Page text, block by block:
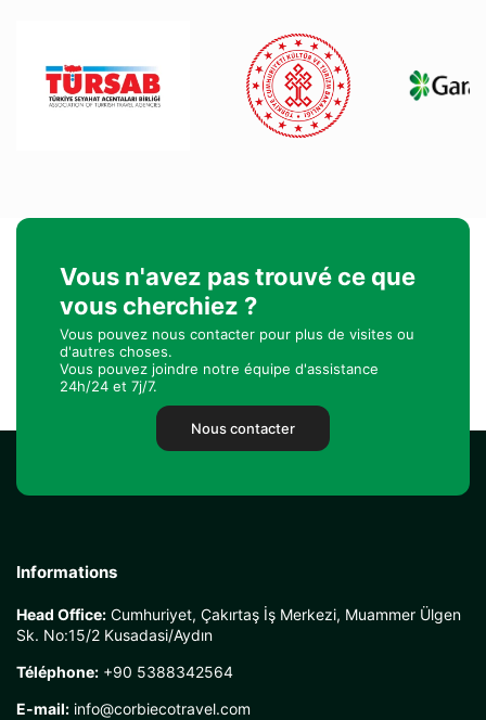
Vous n'avez pas trouvé ce que
vous cherchiez ?
Vous pouvez nous contacter pour plus de visites ou
d'autres choses.
Vous pouvez joindre notre équipe d'assistance
24h/24 et 7j/7.
Nous contacter
Informations
Head Office: Cumhuriyet, Çakırtaş İş Merkezi, Muammer Ülgen
Sk. No:15/2 Kusadasi/Aydın
Téléphone: +90 5388342564
E-mail: info@corbiecotravel.com